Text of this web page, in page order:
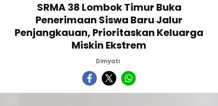
SRMA 38 Lombok Timur Buka
Penerimaan Siswa Baru Jalur
Penjangkauan, Prioritaskan Keluarga
Miskin Ekstrem
Dimyati